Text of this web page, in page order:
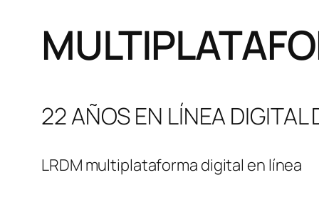
22 AÑOS EN LÍNEA DIGITAL
LRDM multiplataforma digital en línea